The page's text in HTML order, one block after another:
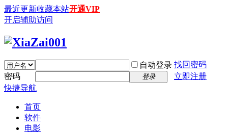
最近更新收藏本站开通VIP
开启辅助访问
自动登录 找回密码
密码
登录
立即注册
快捷导航
首页
软件
电影